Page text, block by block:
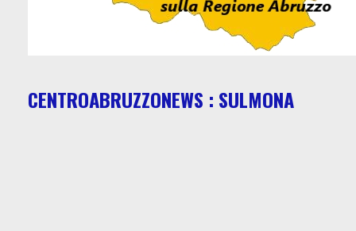
CENTROABRUZZONEWS : SULMONA